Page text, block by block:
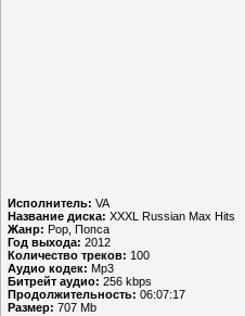
Исполнитель: VA
Название диска: XXXL Russian Max Hits
Жанр: Pop, Попса
Год выхода: 2012
Количество треков: 100
Аудио кодек: Mp3
Битрейт аудио: 256 kbps
Продолжительность: 06:07:17
Размер: 707 Mb